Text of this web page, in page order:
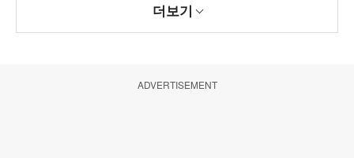
더보기
ADVERTISEMENT